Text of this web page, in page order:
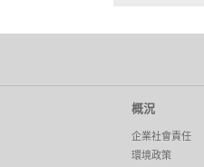
概況
企業社會責任
環境政策